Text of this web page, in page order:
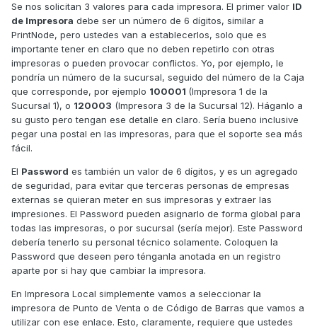
Se nos solicitan 3 valores para cada impresora. El primer valor ID
de Impresora debe ser un número de 6 dígitos, similar a
PrintNode, pero ustedes van a establecerlos, solo que es
importante tener en claro que no deben repetirlo con otras
impresoras o pueden provocar conflictos. Yo, por ejemplo, le
pondría un número de la sucursal, seguido del número de la Caja
que corresponde, por ejemplo 100001 (Impresora 1 de la
Sucursal 1), o 120003 (Impresora 3 de la Sucursal 12). Háganlo a
su gusto pero tengan ese detalle en claro. Sería bueno inclusive
pegar una postal en las impresoras, para que el soporte sea más
fácil.
El Password es también un valor de 6 dígitos, y es un agregado
de seguridad, para evitar que terceras personas de empresas
externas se quieran meter en sus impresoras y extraer las
impresiones. El Password pueden asignarlo de forma global para
todas las impresoras, o por sucursal (sería mejor). Este Password
debería tenerlo su personal técnico solamente. Coloquen la
Password que deseen pero ténganla anotada en un registro
aparte por si hay que cambiar la impresora.
En Impresora Local simplemente vamos a seleccionar la
impresora de Punto de Venta o de Código de Barras que vamos a
utilizar con ese enlace. Esto, claramente, requiere que ustedes